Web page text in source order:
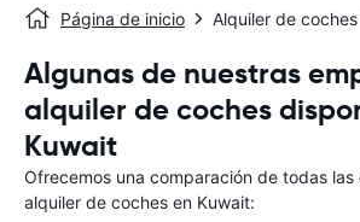
Página de inicio Alquiler de
Algunas de nuestras
alquiler de coches
Kuwait
Ofrecemos una comparación de todas las
alquiler de coches en Kuwait: